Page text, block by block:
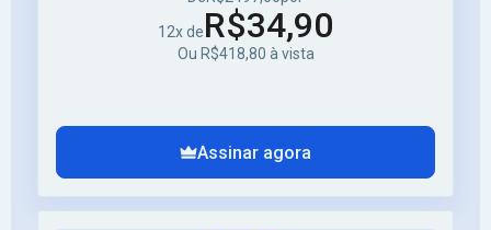
12x deR$34,90
Ou R$418,80 à vista
Assinar agora